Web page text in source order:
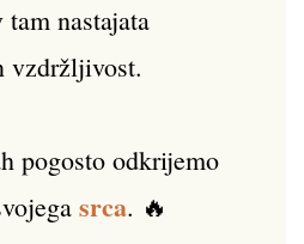
tam nastajata
pogosto odkrijemo
srca. 🔥